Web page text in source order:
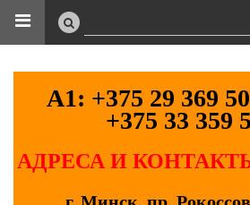
А1: +375 29 369
+375 33 359
АДРЕСА И